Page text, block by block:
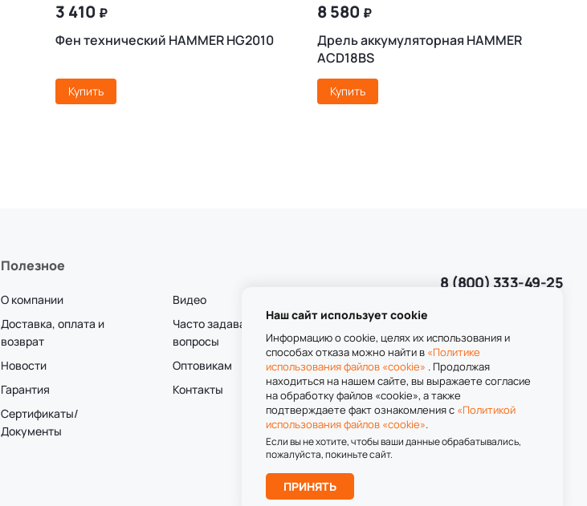
3 410 ₽
Фен технический HAMMER HG2010
Купить
8 580 ₽
Дрель аккумуляторная HAMMER
ACD18BS
Купить
Полезное
О компании
Доставка, оплата и
возврат
Новости
Гарантия
Сертификаты/
Документы
Видео
Часто задаваемые
вопросы
Оптовикам
Контакты
8 (800) 333-49-25
Наш сайт использует cookie
Информацию о cookie, целях их использования и
способах отказа можно найти в «Политике
использования файлов «cookie» . Продолжая
находиться на нашем сайте, вы выражаете согласие
на обработку файлов «cookie», а также
подтверждаете факт ознакомления с «Политикой
использования файлов «cookie».
Если вы не хотите, чтобы ваши данные обрабатывались,
пожалуйста, покиньте сайт.
ПРИНЯТЬ